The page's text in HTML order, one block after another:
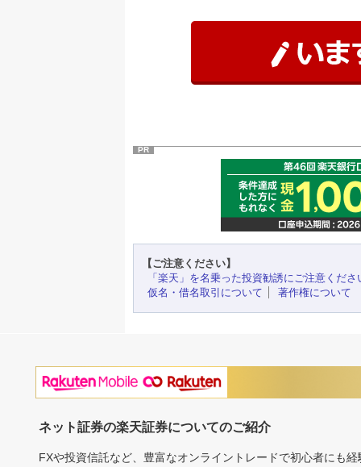
PR
【ご注意ください】
「楽天」を名乗った投資勧誘にご注意くださ
仮名・借名取引について
著作権について
ネット証券の楽天証券についてのご紹介
FXや投資信託など、豊富なオンライントレードで初心者にも